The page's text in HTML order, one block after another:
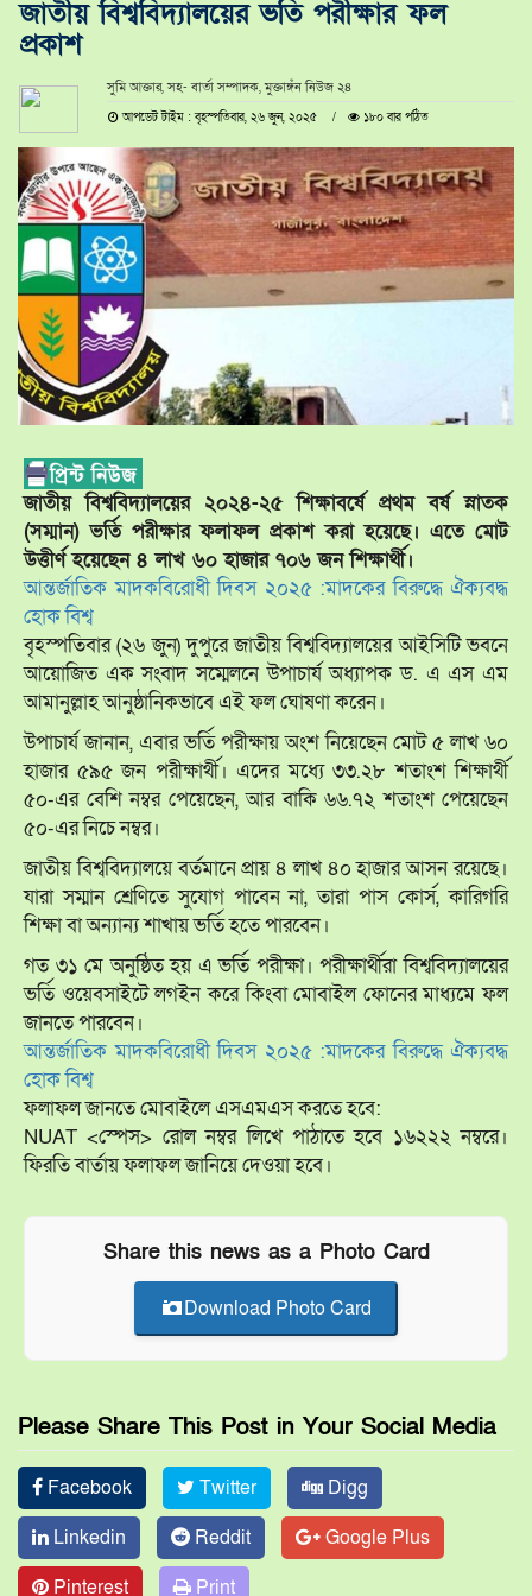
জাতীয় বিশ্ববিদ্যালয়ের ভর্তি পরীক্ষার ফল
প্রকাশ
সুমি আক্তার, সহ- বার্তা সম্পাদক, মুক্তাঙ্গঁন নিউজ ২৪
আপডেট টাইম : বৃহস্পতিবার, ২৬ জুন, ২০২৫ ১৮০ বার পঠিত
জাতীয় বিশ্ববিদ্যালয়ের ২০২৪-২৫ শিক্ষাবর্ষে প্রথম বর্ষ স্নাতক
(সম্মান) ভর্তি পরীক্ষার ফলাফল প্রকাশ করা হয়েছে। এতে মোট
উত্তীর্ণ হয়েছেন ৪ লাখ ৬০ হাজার ৭০৬ জন শিক্ষার্থী।
আন্তর্জাতিক মাদকবিরোধী দিবস ২০২৫ :মাদকের বিরুদ্ধে ঐক্যবদ্ধ
হোক বিশ্ব
বৃহস্পতিবার (২৬ জুন) দুপুরে জাতীয় বিশ্ববিদ্যালয়ের আইসিটি ভবনে
আয়োজিত এক সংবাদ সম্মেলনে উপাচার্য অধ্যাপক ড. এ এস এম
আমানুল্লাহ আনুষ্ঠানিকভাবে এই ফল ঘোষণা করেন।
উপাচার্য জানান, এবার ভর্তি পরীক্ষায় অংশ নিয়েছেন মোট ৫ লাখ ৬০
হাজার ৫৯৫ জন পরীক্ষার্থী। এদের মধ্যে ৩৩.২৮ শতাংশ শিক্ষার্থী
৫০-এর বেশি নম্বর পেয়েছেন, আর বাকি ৬৬.৭২ শতাংশ পেয়েছেন
৫০-এর নিচে নম্বর।
জাতীয় বিশ্ববিদ্যালয়ে বর্তমানে প্রায় ৪ লাখ ৪০ হাজার আসন রয়েছে।
যারা সম্মান শ্রেণিতে সুযোগ পাবেন না, তারা পাস কোর্স, কারিগরি
শিক্ষা বা অন্যান্য শাখায় ভর্তি হতে পারবেন।
গত ৩১ মে অনুষ্ঠিত হয় এ ভর্তি পরীক্ষা। পরীক্ষার্থীরা বিশ্ববিদ্যালয়ের
ভর্তি ওয়েবসাইটে লগইন করে কিংবা মোবাইল ফোনের মাধ্যমে ফল
জানতে পারবেন।
আন্তর্জাতিক মাদকবিরোধী দিবস ২০২৫ :মাদকের বিরুদ্ধে ঐক্যবদ্ধ
হোক বিশ্ব
ফলাফল জানতে মোবাইলে এসএমএস করতে হবে:
NUAT <স্পেস> রোল নম্বর লিখে পাঠাতে হবে ১৬২২২ নম্বরে।
ফিরতি বার্তায় ফলাফল জানিয়ে দেওয়া হবে।
Share this news as a Photo Card
Download Photo Card
Please Share This Post in Your Social Media
Facebook Twitter
Digg
Linkedin
Reddit
Google Plus
Pinterest
Print